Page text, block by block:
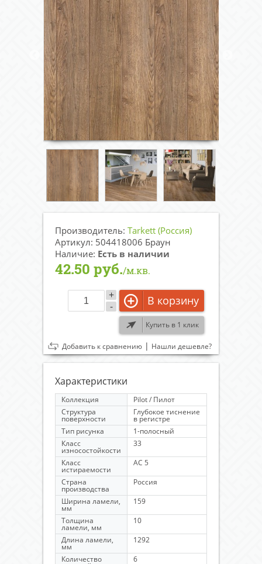
Производитель: Tarkett (Россия)
Артикул: 504418006 Браун
Наличие: Есть в наличии
42.50 руб./м.кв.
-
+ В корзину
Купить в 1 клик
Добавить к сравнению | Нашли дешевле?
Характеристики
Коллекция
Pilot / Пилот
Структура
поверхности
Глубокое тиснение
в регистре
Тип рисунка
1-полосный
Класс
износостойкости
33
Класс
истираемости
AC 5
Страна
производства
Россия
Ширина ламели,
мм
159
Толщина
ламели, мм
10
Длина ламели,
мм
1292
Количество
6